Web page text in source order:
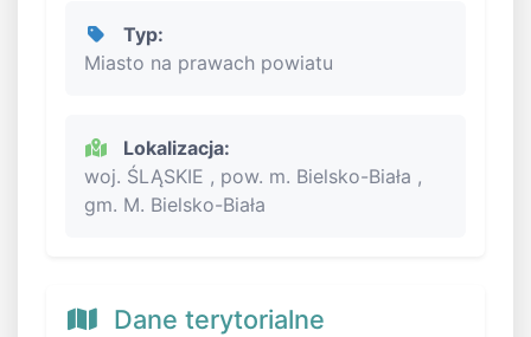
Typ:
Miasto na prawach powiatu
Lokalizacja:
woj. ŚLĄSKIE , pow. m. Bielsko-Biała ,
gm. M. Bielsko-Biała
Dane terytorialne